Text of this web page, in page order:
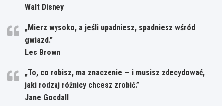
Walt Disney
„Mierz wysoko, a jeśli upadniesz, spadniesz wśród
gwiazd.”
Les Brown
„To, co robisz, ma znaczenie — i musisz zdecydować,
jaki rodzaj różnicy chcesz zrobić.”
Jane Goodall